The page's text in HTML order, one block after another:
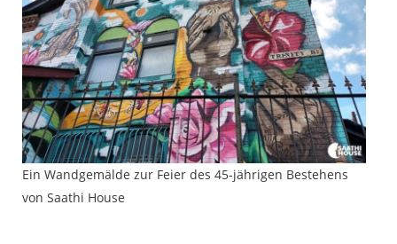
Ein Wandgemälde zur Feier des 45-jährigen Bestehens
von Saathi House